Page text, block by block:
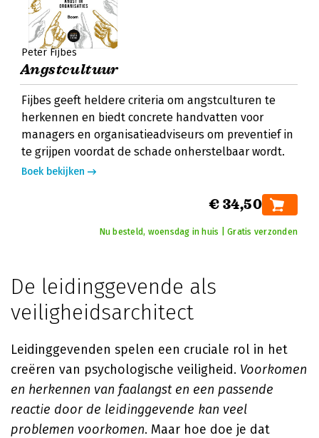
Peter Fijbes
Angstcultuur
Fijbes geeft heldere criteria om angstculturen te
herkennen en biedt concrete handvatten voor
managers en organisatieadviseurs om preventief in
te grijpen voordat de schade onherstelbaar wordt.
Boek bekijken
€ 34,50
Nu besteld, woensdag in huis | Gratis verzonden
De leidinggevende als
veiligheidsarchitect
Leidinggevenden spelen een cruciale rol in het
creëren van psychologische veiligheid. Voorkomen
en herkennen van faalangst en een passende
reactie door de leidinggevende kan veel
problemen voorkomen. Maar hoe doe je dat